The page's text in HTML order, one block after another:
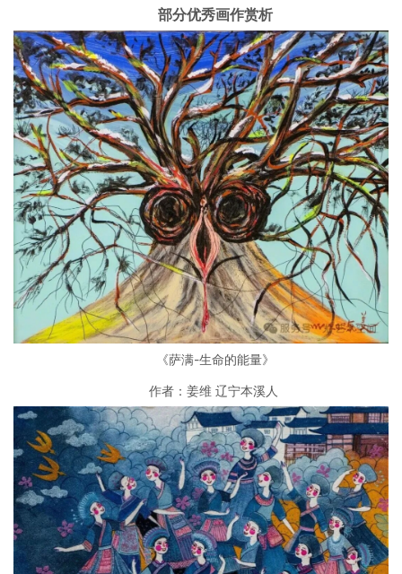
部分优秀画作赏析
《萨满-生命的能量》
作者：姜维 辽宁本溪人